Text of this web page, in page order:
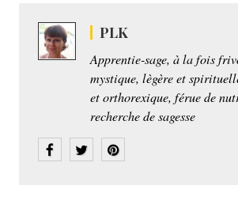
PLK
Apprentie-sage, à la fois
mystique, lègère et
et orthorexique, férue de
recherche de sagesse